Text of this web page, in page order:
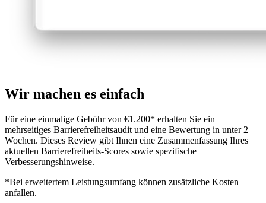
Wir machen es einfach
Für eine einmalige Gebühr von €1.200* erhalten Sie ein
mehrseitiges Barrierefreiheitsaudit und eine Bewertung in unter 2
Wochen. Dieses Review gibt Ihnen eine Zusammenfassung Ihres
aktuellen Barrierefreiheits-Scores sowie spezifische
Verbesserungshinweise.
*Bei erweitertem Leistungsumfang können zusätzliche Kosten
anfallen.